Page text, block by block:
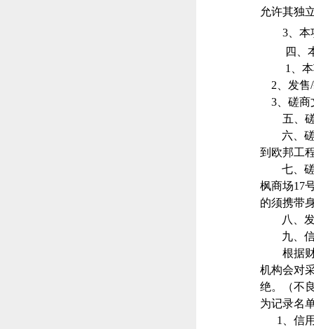
允许其独
3、本
四、
1、
2、发售
3、 磋商
五、
六、
到 欧邦工
七、
枫商场17
的须携带
八、
九、
根据
机构会对
绝。（不
为记录名
1、信